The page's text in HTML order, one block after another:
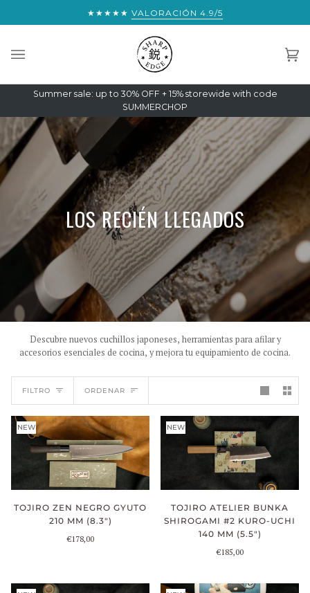
ENVÍO EXPRESS MUNDIAL GRATUITO: €300
★★★★★ VALORACIÓN 4.9/5
Summer sale: up to 30% OFF + 15% storewide with code
SUMMERCHOP
LOS RECIÉN LLEGADOS
Descubre nuevos cuchillos japoneses, herramientas para afilar y
accesorios esenciales de cocina, y mejora tu equipamiento de cocina.
FILTRO ORDENAR
ORDENAR
NEW
TOJIRO ZEN NEGRO GYUTO
210 MM (8.3")
€178,00
NEW
TOJIRO ATELIER BUNKA
SHIROGAMI #2 KURO-UCHI
140 MM (5.5")
€185,00